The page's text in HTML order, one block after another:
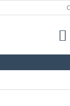
ODSTOUPENÍ OD